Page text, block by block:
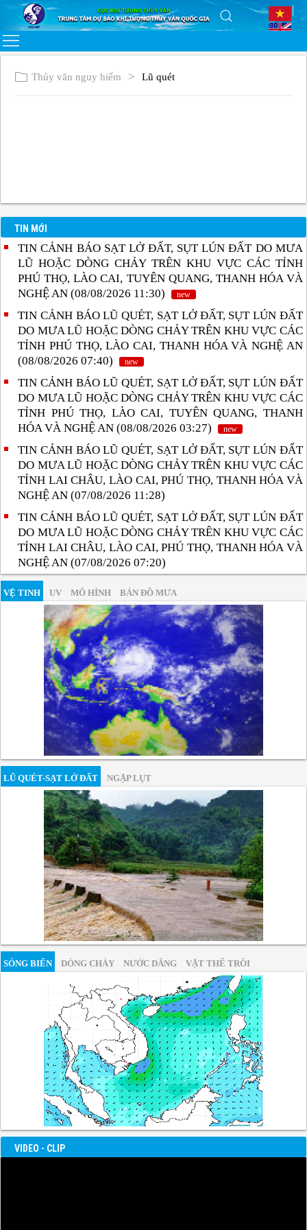
Thủy văn nguy hiểm Lũ quét
TIN MỚI
TIN CẢNH BÁO SẠT LỞ ĐẤT, SỤT LÚN ĐẤT DO MƯA
LŨ HOẶC DÒNG CHẢY TRÊN KHU VỰC CÁC TỈNH
PHÚ THỌ, LÀO CAI, TUYÊN QUANG, THANH HÓA VÀ
NGHỆ AN (08/08/2026 11:30)
new
TIN CẢNH BÁO LŨ QUÉT, SẠT LỞ ĐẤT, SỤT LÚN ĐẤT
DO MƯA LŨ HOẶC DÒNG CHẢY TRÊN KHU VỰC CÁC
TỈNH PHÚ THỌ, LÀO CAI, THANH HÓA VÀ NGHỆ AN
(08/08/2026 07:40)
new
TIN CẢNH BÁO LŨ QUÉT, SẠT LỞ ĐẤT, SỤT LÚN ĐẤT
DO MƯA LŨ HOẶC DÒNG CHẢY TRÊN KHU VỰC CÁC
TỈNH PHÚ THỌ, LÀO CAI, TUYÊN QUANG, THANH
HÓA VÀ NGHỆ AN (08/08/2026 03:27)
new
TIN CẢNH BÁO LŨ QUÉT, SẠT LỞ ĐẤT, SỤT LÚN ĐẤT
DO MƯA LŨ HOẶC DÒNG CHẢY TRÊN KHU VỰC CÁC
TỈNH LAI CHÂU, LÀO CAI, PHÚ THỌ, THANH HÓA VÀ
NGHỆ AN (07/08/2026 11:28)
TIN CẢNH BÁO LŨ QUÉT, SẠT LỞ ĐẤT, SỤT LÚN ĐẤT
DO MƯA LŨ HOẶC DÒNG CHẢY TRÊN KHU VỰC CÁC
TỈNH LAI CHÂU, LÀO CAI, PHÚ THỌ, THANH HÓA VÀ
NGHỆ AN (07/08/2026 07:20)
VỆ TINH UV MÔ HÌNH BẢN ĐỒ MƯA
LŨ QUÉT-SẠT LỞ ĐẤT NGẬP LỤT
SÓNG BIỂN DÒNG CHẢY NƯỚC DÂNG VẬT THỂ TRÔI
VIDEO - CLIP